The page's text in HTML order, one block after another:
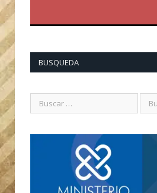
BUSQUEDA